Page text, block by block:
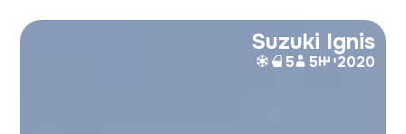
Suzuki Ignis
2020 י 5
5